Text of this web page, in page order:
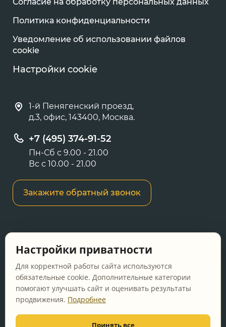
Политика конфиденциальности
Уведомление об использовании файлов
cookie
Настройки cookie
1-й Пенягенский проезд,
д.3, офис, 143400, Москва.
+7 (495) 374-91-52
Пн-Сб с 9.00 - 21.00
Вс с 10.00 - 21.00
Закажите обратный звонок
сайте носит информационный характер и не
является публичной офертой, определяемой
положениями Статьи 437 ГК РФ.
Перед оформлением заказа уточняйте
актуальную цену у менеджера по телефону.
Настройки приватности
Для корректной работы сайта используются
обязательные cookie. Дополнительные категории
помогают улучшать сайт и оценивать результаты
продвижения. Подробнее
Принять все